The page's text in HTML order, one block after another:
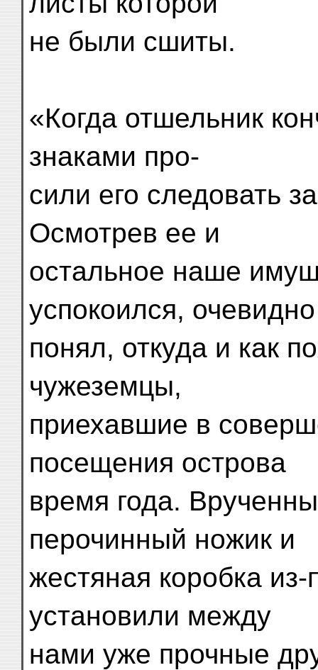
не были сшиты.
«Когда отшельник
знаками про-
сили его следовать
Осмотрев ее и
остальное наше
успокоился, очевидно
понял, откуда и как
чужеземцы,
приехавшие в
посещения острова
время года.
перочинный ножик и
жестяная коробка
установили между
нами уже прочные